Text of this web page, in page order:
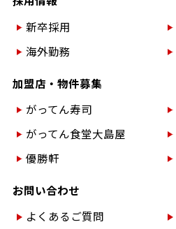
新卒採用
海外勤務
加盟店・物件募集
がってん寿司
がってん食堂大島屋
優勝軒
お問い合わせ
よくあるご質問